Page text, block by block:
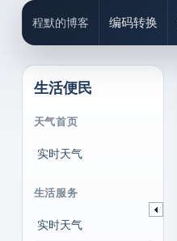
程默的博客 编码转换
生活便民
天气首页
实时天气
生活服务
实时天气